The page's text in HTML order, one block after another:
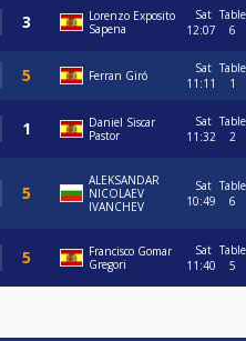
Lorenzo Exposito
Sapena
Sat
12:07
Table
6
Ferran Giró
Sat
11:11
Table
1
Daniel Siscar
Pastor
Sat
11:32
Table
2
ALEKSANDAR
NICOLAEV
IVANCHEV
Sat
10:49
Table
6
Francisco Gomar
Gregori
Sat
11:40
Table
5